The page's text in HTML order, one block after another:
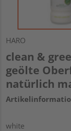
HARO
clean &
geölte
natürlich
white